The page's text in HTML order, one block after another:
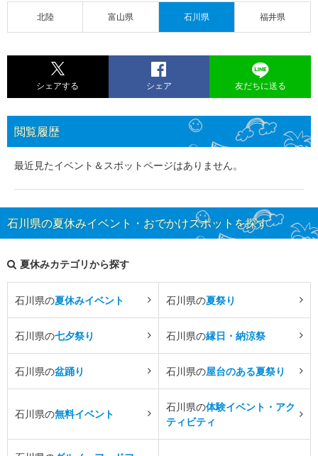
北陸 富山県 石川県 福井県
シェアする シェア 友だちに送る
閲覧履歴
最近見たイベント＆スポットページはありません。
石川県の夏休みイベント・おでかけスポットを探す
夏休みカテゴリから探す
石川県の夏休みイベント 石川県の夏祭り
石川県の七夕祭り 石川県の縁日・納涼祭
石川県の盆踊り 石川県の屋台のある夏祭り
石川県の無料イベント
石川県の体験イベント・アク
ティビティ